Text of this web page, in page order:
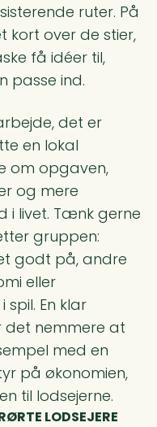
ruter. På
kort over de stier,
få idéer til,
passe ind.
det er
en lokal
om opgaven,
og mere
i livet. Tænk gerne
gruppen:
godt på, andre
eller
spil. En klar
nemmere at
med en
på økonomien,
til lodsejerne.
LODSEJERE